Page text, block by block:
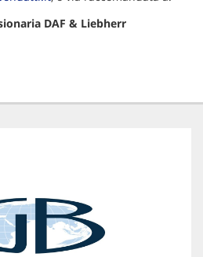
DAF & Liebherr